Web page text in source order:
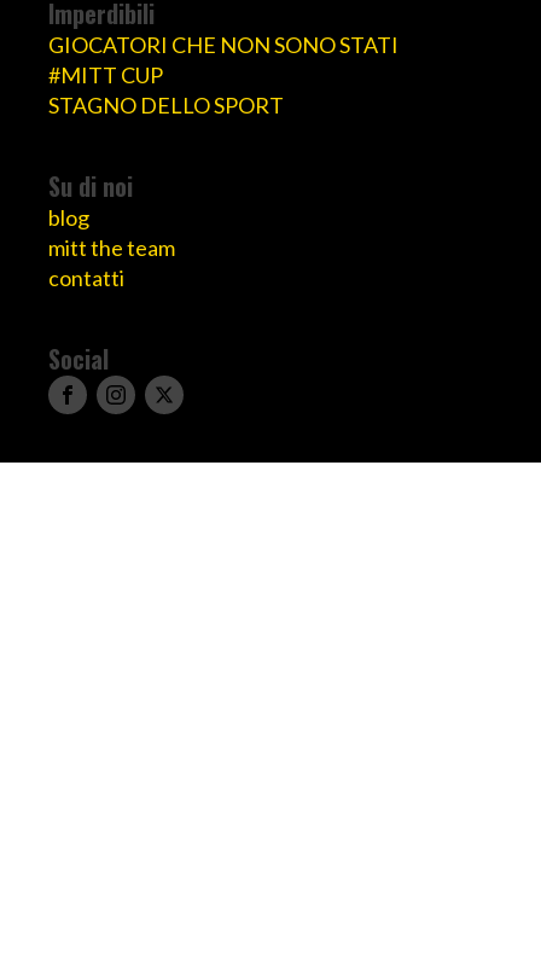
Imperdibili
GIOCATORI CHE NON SONO STATI
#MITT CUP
STAGNO DELLO SPORT
Su di noi
blog
mitt the team
contatti
Social